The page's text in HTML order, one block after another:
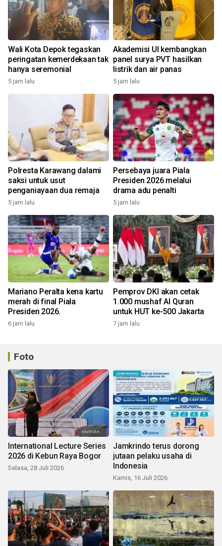
Wali Kota Depok tegaskan
peringatan kemerdekaan tak
hanya seremonial
5 jam lalu
Akademisi UI kembangkan
panel surya PVT hasilkan
listrik dan air panas
5 jam lalu
Polresta Karawang dalami
saksi untuk usut
penganiayaan dua remaja
5 jam lalu
Persebaya juara Piala
Presiden 2026 melalui
drama adu penalti
5 jam lalu
Mariano Peralta kena kartu
merah di final Piala
Presiden 2026.
6 jam lalu
Pemprov DKI akan cetak
1.000 mushaf Al Quran
untuk HUT ke-500 Jakarta
7 jam lalu
Foto
International Lecture Series
2026 di Kebun Raya Bogor
Selasa, 28 Juli 2026
Jamkrindo terus dorong
jutaan pelaku usaha di
Indonesia
Kamis, 16 Juli 2026